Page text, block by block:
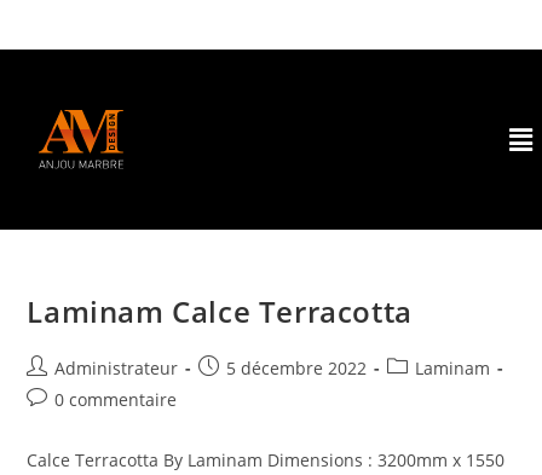
Laminam Calce Terracotta
Administrateur 5 décembre 2022
Laminam
0 commentaire
Calce Terracotta By Laminam Dimensions : 3200mm x 1550